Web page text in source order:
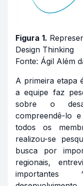
Figura 1.
Design Thinking
Fonte: Ágil Além
A primeira etapa
a equipe faz
sobre o
compreendê-lo
todos os
realizou-se
busca por
regionais,
importantes